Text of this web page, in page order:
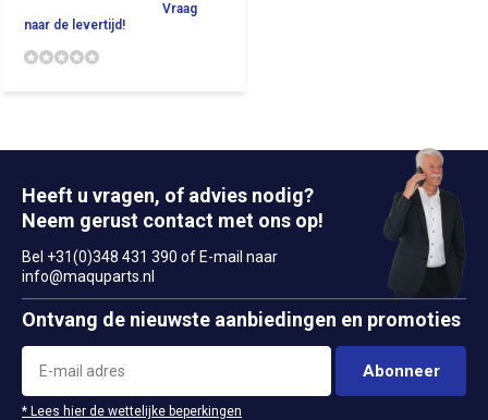
Vraag
naar de levertijd!
Heeft u vragen, of advies nodig?
Neem gerust contact met ons op!
Bel +31(0)348 431 390 of E-mail naar
info@maquparts.nl
Ontvang de nieuwste aanbiedingen en promoties
Abonneer
* Lees hier de wettelijke beperkingen